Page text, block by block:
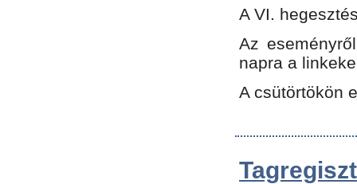
A VI.
Az
napra a
A csütörtökön